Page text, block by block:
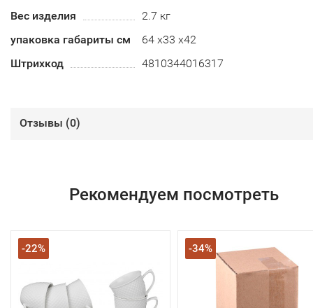
Вес изделия
2.7 кг
упаковка габариты см
64 х33 х42
Штрихкод
4810344016317
Отзывы (0)
Рекомендуем посмотреть
-22% -34%